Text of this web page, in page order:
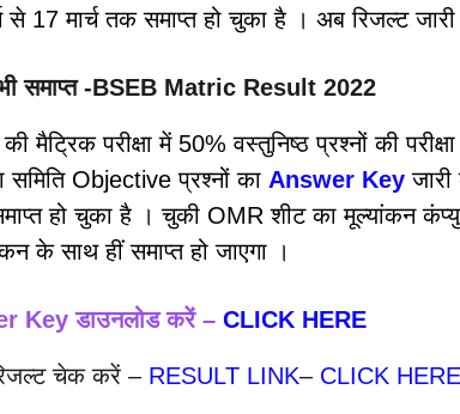
17 मार्च तक समाप्त हो चुका है । अब रिजल्ट
समाप्त -BSEB Matric Result 2022
परीक्षा में 50% वस्तुनिष्ठ प्रश्नों की
समिति Objective प्रश्नों का Answer Key
हो चुका है । चुकी OMR शीट का मूल्यांकन
के साथ हीं समाप्त हो जाएगा ।
Key डाउनलोड करें – CLICK HERE
रिजल्ट चेक करें – RESULT LINK– CLICK HERE